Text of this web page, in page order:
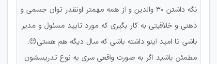
نگه داشتن ۳۰ والدین و از همه مهمتر اونقدر توان جسمی و
ذهنی و خلاقیتی به کار بگیری که مورد تایید مسئول و مدیر
باشی تا امید اینو داشته باشی که سال دیگه هم هستی😔.
مطمئن باشید اگر به صورت واقعی سری به نوع تدریسشون